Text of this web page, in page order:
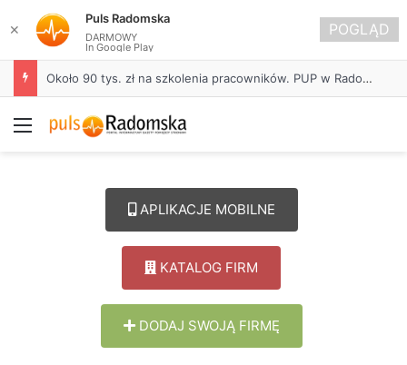
Około 90 tys. zł na szkolenia pracowników. PUP w Radomsku ogłasza nabór wniosków
Menu
APLIKACJE MOBILNE
KATALOG FIRM
DODAJ SWOJĄ FIRMĘ
✕
Puls Radomska
DARMOWY
In Google Play
POGLĄD